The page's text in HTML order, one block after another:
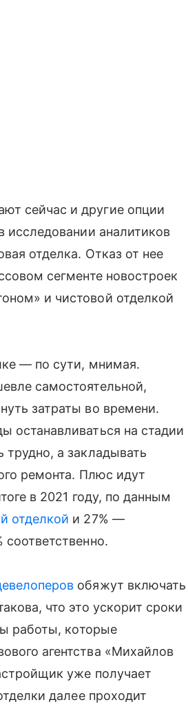
сейчас и другие опции
исследовании аналитиков
отделка. Отказ от нее
сегменте новостроек
и чистовой отделкой
— по сути, мнимая.
самостоятельной,
затраты во времени.
останавливаться на стадии
а закладывать
ремонта. Плюс идут
в 2021 году, по данным
отделкой и 27% —
обяжут включать
что это ускорит сроки
работы, которые
агентства «Михайлов
уже получает
далее проходит